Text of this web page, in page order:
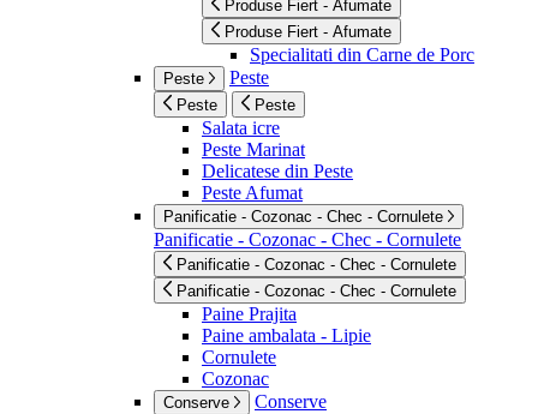
Produse Fiert - Afumate
Produse Fiert - Afumate
Specialitati din Carne de Porc
Peste Peste
Peste Peste
Salata icre
Peste Marinat
Delicatese din Peste
Peste Afumat
Panificatie - Cozonac - Chec - Cornulete
Panificatie - Cozonac - Chec - Cornulete
Panificatie - Cozonac - Chec - Cornulete
Panificatie - Cozonac - Chec - Cornulete
Paine Prajita
Paine ambalata - Lipie
Cornulete
Cozonac
Conserve Conserve